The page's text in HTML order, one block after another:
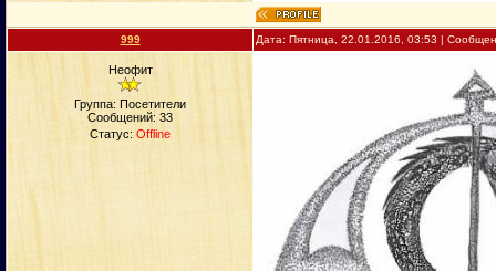
999 Дата: Пятница, 22.01.2016, 03:53 |
Неофит
Группа: Посетители
Сообщений: 33
Статус: Offline